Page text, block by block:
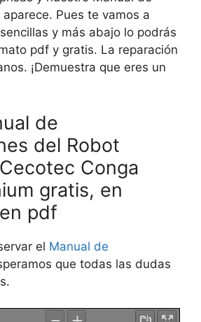
Pues te vamos a
y más abajo lo podrás
pdf y gratis. La reparación
¡Demuestra que eres un
de
del Robot
Conga
gratis, en
pdf
el Manual de
que todas las dudas